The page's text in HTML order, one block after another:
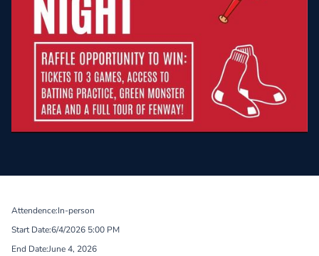
Attendence:In-person
Start Date:6/4/2026 5:00 PM
End Date:June 4, 2026